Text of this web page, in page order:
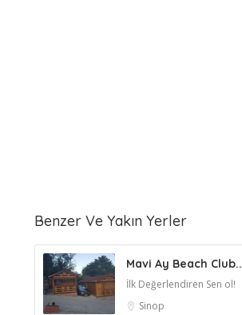
Benzer Ve Yakın Yerler
Mavi Ay Beach Club..
İlk Değerlendiren Sen ol!
Sinop